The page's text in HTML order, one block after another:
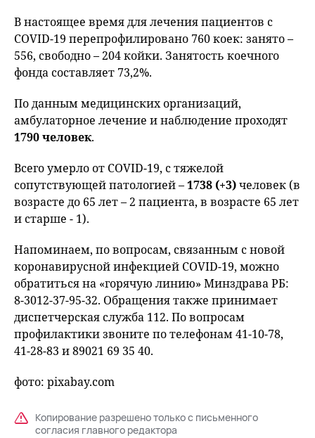
В настоящее время для лечения пациентов с
COVID-19 перепрофилировано 760 коек: занято –
556, свободно – 204 койки. Занятость коечного
фонда составляет 73,2%.
По данным медицинских организаций,
амбулаторное лечение и наблюдение проходят
1790 человек.
Всего умерло от COVID-19, с тяжелой
сопутствующей патологией –1738 (+3)человек (в
возрасте до 65 лет – 2 пациента, в возрасте 65 лет
и старше - 1).
Напоминаем, по вопросам, связанным с новой
коронавирусной инфекцией COVID-19, можно
обратиться на «горячую линию» Минздрава РБ:
8-3012-37-95-32. Обращения также принимает
диспетчерская служба 112. По вопросам
профилактики звоните по телефонам 41-10-78,
41-28-83 и 89021 69 35 40.
фото: pixabay.com
Копирование разрешено только с письменного
согласия главного редактора